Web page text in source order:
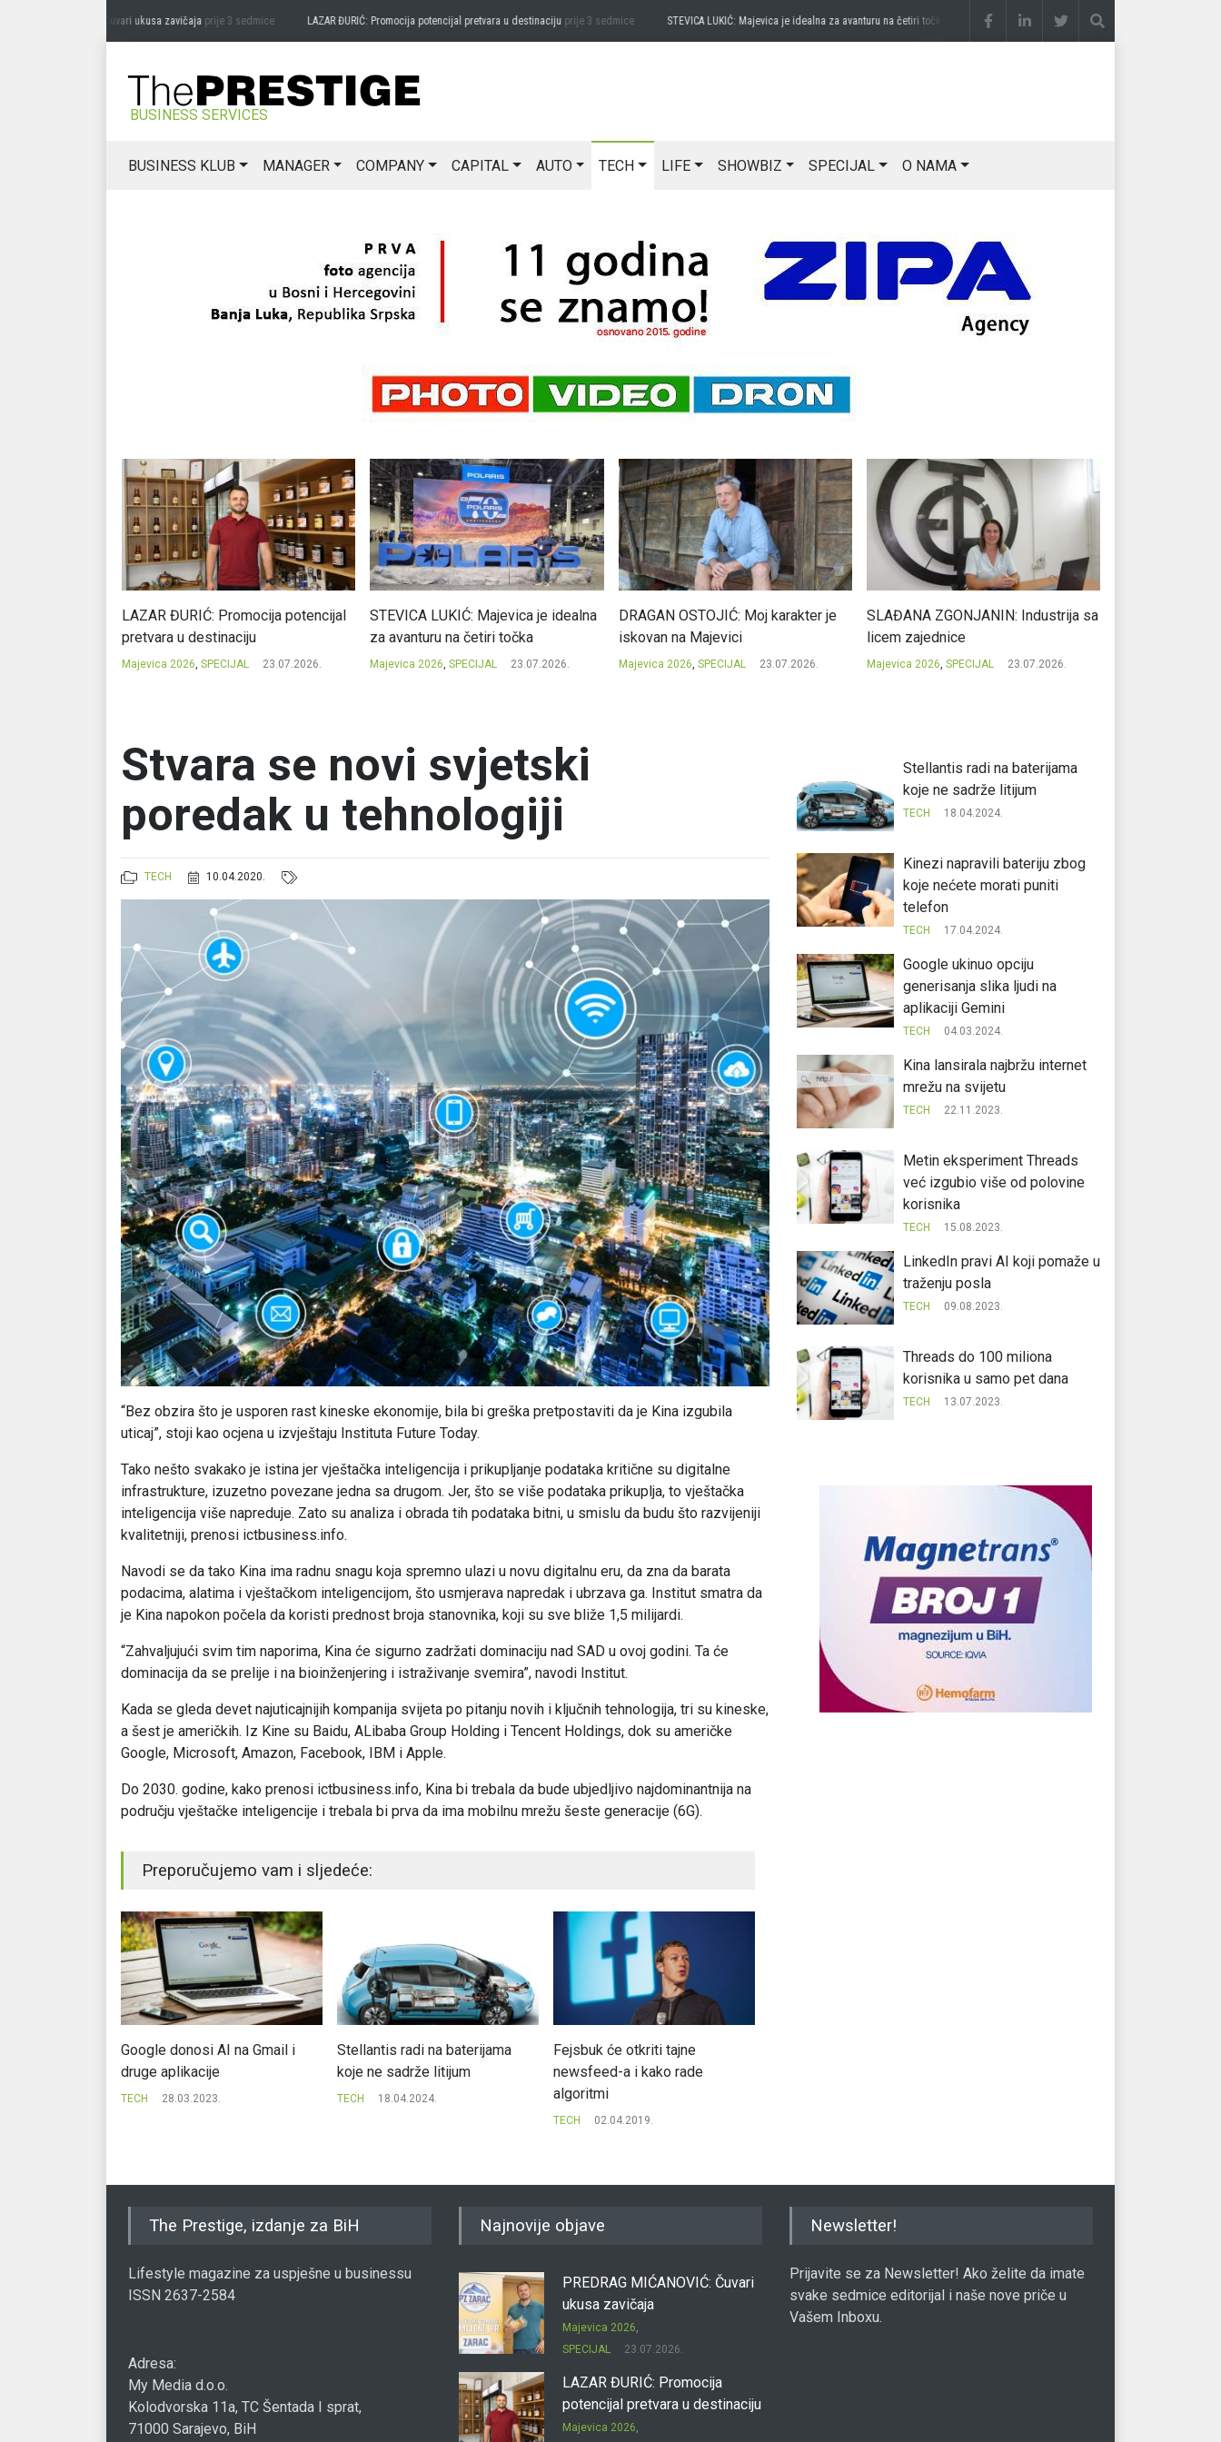
MIĆANOVIĆ: Čuvari ukusa zavičajaprije 3 sedmice LAZAR ĐURIĆ: Promocija potencijal pretvara u destinacijuprije 3 sedmice STEVICA LUKIĆ: Majevica je idealna za avanturu na četiri točkaprije 3 sedmice DRAGAN OSTOJIĆ: Moj karakter je
BUSINESS SERVICES
BUSINESS KLUB MANAGER COMPANY CAPITAL AUTO TECH LIFE SHOWBIZ SPECIJAL O NAMA
LAZAR ĐURIĆ: Promocija potencijal
pretvara u destinaciju
Majevica 2026, SPECIJAL 23.07.2026.
STEVICA LUKIĆ: Majevica je idealna
za avanturu na četiri točka
Majevica 2026, SPECIJAL 23.07.2026.
DRAGAN OSTOJIĆ: Moj karakter je
iskovan na Majevici
Majevica 2026, SPECIJAL 23.07.2026.
SLAĐANA ZGONJANIN: Industrija sa
licem zajednice
Majevica 2026, SPECIJAL 23.07.2026.
Stvara se novi svjetski
poredak u tehnologiji
TECH 10.04.2020.
“Bez obzira što je usporen rast kineske ekonomije, bila bi greška pretpostaviti da je Kina izgubila
uticaj”, stoji kao ocjena u izvještaju Instituta Future Today.
Tako nešto svakako je istina jer vještačka inteligencija i prikupljanje podataka kritične su digitalne
infrastrukture, izuzetno povezane jedna sa drugom. Jer, što se više podataka prikuplja, to vještačka
inteligencija više napreduje. Zato su analiza i obrada tih podataka bitni, u smislu da budu što razvijeniji
kvalitetniji, prenosi ictbusiness.info.
Navodi se da tako Kina ima radnu snagu koja spremno ulazi u novu digitalnu eru, da zna da barata
podacima, alatima i vještačkom inteligencijom, što usmjerava napredak i ubrzava ga. Institut smatra da
je Kina napokon počela da koristi prednost broja stanovnika, koji su sve bliže 1,5 milijardi.
“Zahvaljujući svim tim naporima, Kina će sigurno zadržati dominaciju nad SAD u ovoj godini. Ta će
dominacija da se prelije i na bioinženjering i istraživanje svemira”, navodi Institut.
Kada se gleda devet najuticajnijih kompanija svijeta po pitanju novih i ključnih tehnologija, tri su kineske,
a šest je američkih. Iz Kine su Baidu, ALibaba Group Holding i Tencent Holdings, dok su američke
Google, Microsoft, Amazon, Facebook, IBM i Apple.
Do 2030. godine, kako prenosi ictbusiness.info, Kina bi trebala da bude ubjedljivo najdominantnija na
području vještačke inteligencije i trebala bi prva da ima mobilnu mrežu šeste generacije (6G).
Preporučujemo vam i sljedeće:
Google donosi AI na Gmail i
druge aplikacije
TECH 28.03.2023.
Stellantis radi na baterijama
koje ne sadrže litijum
TECH 18.04.2024.
Fejsbuk će otkriti tajne
newsfeed-a i kako rade
algoritmi
TECH 02.04.2019.
Stellantis radi na baterijama
koje ne sadrže litijum
TECH 18.04.2024.
Kinezi napravili bateriju zbog
koje nećete morati puniti
telefon
TECH 17.04.2024.
Google ukinuo opciju
generisanja slika ljudi na
aplikaciji Gemini
TECH 04.03.2024.
Kina lansirala najbržu internet
mrežu na svijetu
TECH 22.11.2023.
Metin eksperiment Threads
već izgubio više od polovine
korisnika
TECH 15.08.2023.
LinkedIn pravi AI koji pomaže u
traženju posla
TECH 09.08.2023.
Threads do 100 miliona
korisnika u samo pet dana
TECH 13.07.2023.
The Prestige, izdanje za BiH
Lifestyle magazine za uspješne u businessu
ISSN 2637-2584
Adresa:
My Media d.o.o.
Kolodvorska 11a, TC Šentada I sprat,
71000 Sarajevo, BiH
Najnovije objave
PREDRAG MIĆANOVIĆ: Čuvari
ukusa zavičaja
Majevica 2026
SPECIJAL
23.07.2026.
LAZAR ĐURIĆ: Promocija
potencijal pretvara u destinaciju
Majevica 2026
Newsletter!
Prijavite se za Newsletter! Ako želite da imate
svake sedmice editorijal i naše nove priče u
Vašem Inboxu.